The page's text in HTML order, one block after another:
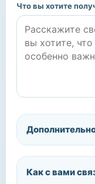
Что вы хотите
Как с вами